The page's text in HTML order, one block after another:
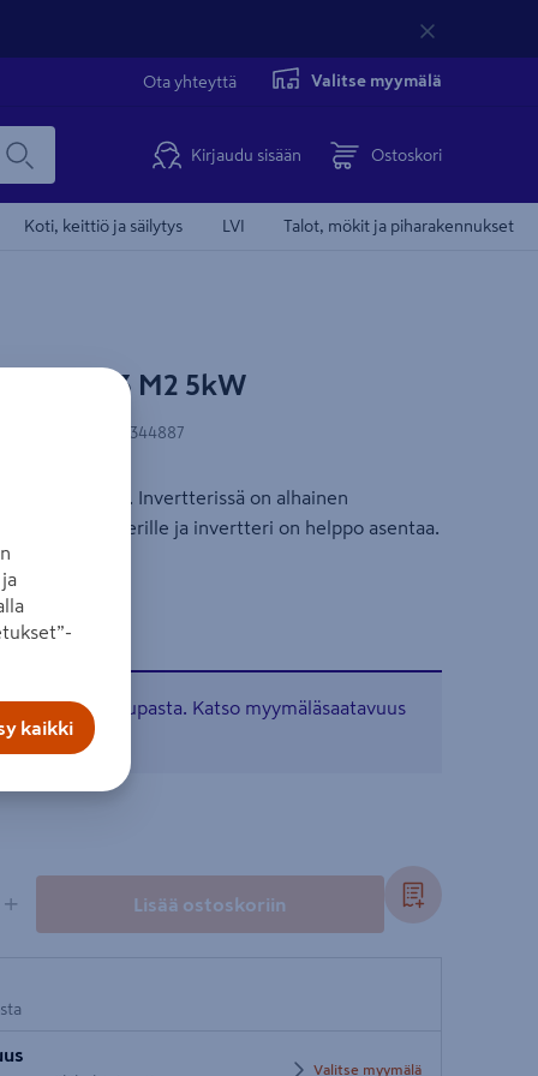
Ota yhteyttä Valitse myymälä
Kirjaudu sisään Ostoskori
Koti, keittiö ja säilytys LVI Talot, mökit ja piharakennukset
kohdentamisevästeiden
5.0 NX3 M2 5kW
6438056344887
MPP-alueella. Invertterissä on alhainen
lisätietologgerille ja invertteri on helppo asentaa.
verkkokaupasta. Katso myymäläsaatavuus
+ Lisää ostoskoriin
Valitse myymälä
kaikki